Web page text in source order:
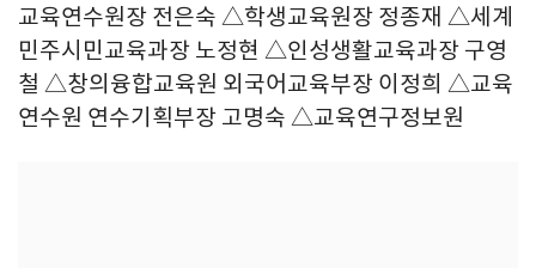
교육연수원장 전은숙 △학생교육원장 정종재 △세계
민주시민교육과장 노정현 △인성생활교육과장 구영
철 △창의융합교육원 외국어교육부장 이정희 △교육
연수원 연수기획부장 고명숙 △교육연구정보원